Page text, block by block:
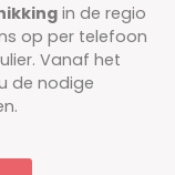
in de regio
op per telefoon
Vanaf het
de nodige